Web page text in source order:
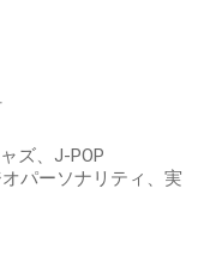
ズ、J-POP
パーソナリティ、実